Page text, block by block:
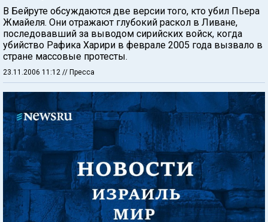
В Бейруте обсуждаются две версии того, кто убил Пьера
Жмайеля. Они отражают глубокий раскол в Ливане,
последовавший за выводом сирийских войск, когда
убийство Рафика Харири в феврале 2005 года вызвало в
стране массовые протесты.
23.11.2006 11:12 // Пресса